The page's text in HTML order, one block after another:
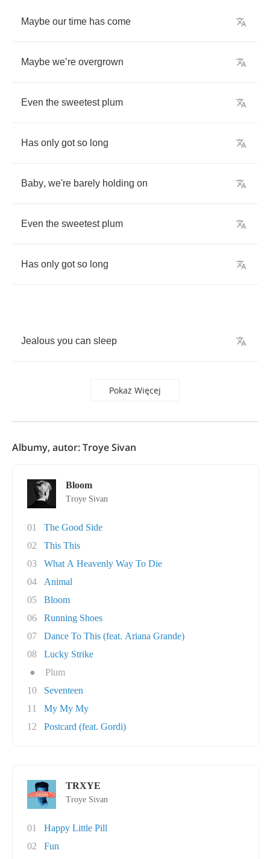
Maybe our time has come
Maybe we’re overgrown
Even the sweetest plum
Has only got so long
Baby, we're barely holding on
Even the sweetest plum
Has only got so long
Jealous you can sleep
Pokaż Więcej
Albumy, autor: Troye Sivan
Bloom
Troye Sivan
01
The Good Side
02
This This
03
What A Heavenly Way To Die
04
Animal
05
Bloom
06
Running Shoes
07
Dance To This (feat. Ariana Grande)
08
Lucky Strike
●
Plum
10
Seventeen
11
My My My
12
Postcard (feat. Gordi)
TRXYE
Troye Sivan
01
Happy Little Pill
02
Fun